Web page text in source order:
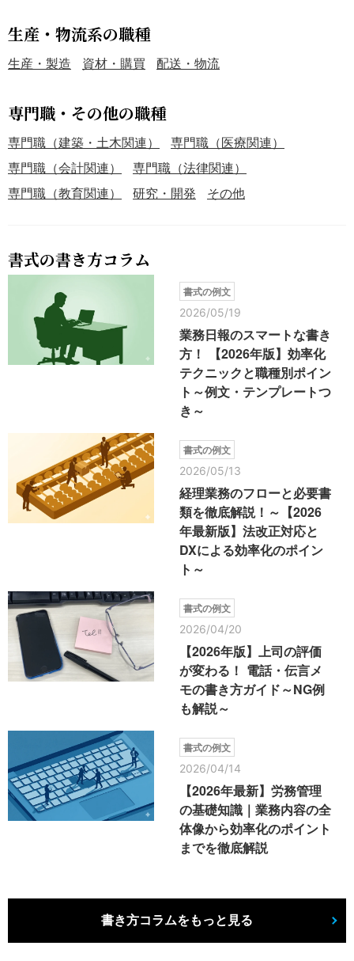
生産・物流系の職種
生産・製造 資材・購買 配送・物流
専門職・その他の職種
専門職（建築・土木関連）
専門職（医療関連）
専門職（会計関連）
専門職（法律関連）
専門職（教育関連）
研究・開発 その他
書式の書き方コラム
書式の例文
2026/05/19
業務日報のスマートな書き
方！ 【2026年版】効率化
テクニックと職種別ポイン
ト～例文・テンプレートつ
き～
書式の例文
2026/05/13
経理業務のフローと必要書
類を徹底解説！～【2026
年最新版】法改正対応と
DXによる効率化のポイン
ト～
書式の例文
2026/04/20
【2026年版】上司の評価
が変わる！ 電話・伝言メ
モの書き方ガイド～NG例
も解説～
書式の例文
2026/04/14
【2026年最新】労務管理
の基礎知識｜業務内容の全
体像から効率化のポイント
までを徹底解説
書き方コラムをもっと見る